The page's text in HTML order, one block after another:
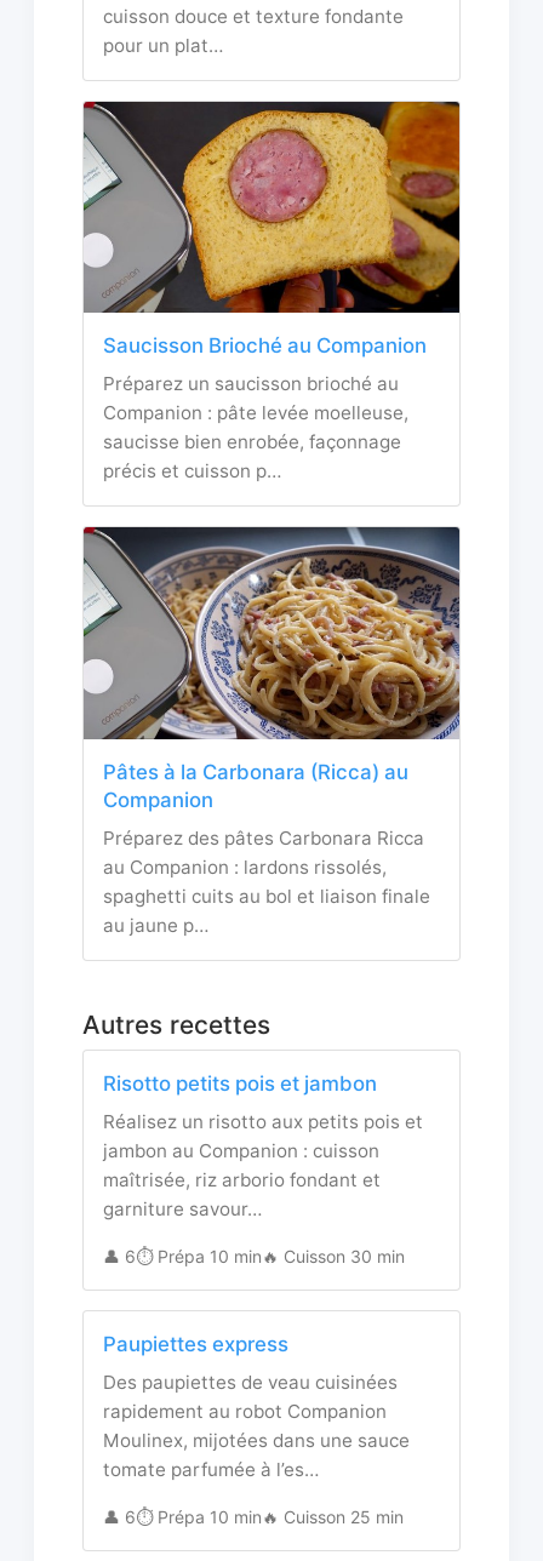
cuisson douce et texture fondante
pour un plat…
Saucisson Brioché au Companion
Préparez un saucisson brioché au
Companion : pâte levée moelleuse,
saucisse bien enrobée, façonnage
précis et cuisson p…
Pâtes à la Carbonara (Ricca) au
Companion
Préparez des pâtes Carbonara Ricca
au Companion : lardons rissolés,
spaghetti cuits au bol et liaison finale
au jaune p…
Autres recettes
Risotto petits pois et jambon
Réalisez un risotto aux petits pois et
jambon au Companion : cuisson
maîtrisée, riz arborio fondant et
garniture savour…
👤 6⏱️ Prépa 10 min🔥 Cuisson 30 min
Paupiettes express
Des paupiettes de veau cuisinées
rapidement au robot Companion
Moulinex, mijotées dans une sauce
tomate parfumée à l’es…
👤 6⏱️ Prépa 10 min🔥 Cuisson 25 min